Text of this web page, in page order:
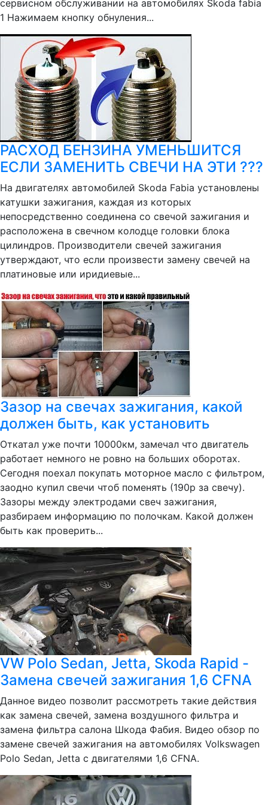
сервисном обслуживании на автомобилях Skoda fabia
1 Нажимаем кнопку обнуления...
РАСХОД БЕНЗИНА УМЕНЬШИТСЯ
ЕСЛИ ЗАМЕНИТЬ СВЕЧИ НА ЭТИ ???
На двигателях автомобилей Skoda Fabia установлены
катушки зажигания, каждая из которых
непосредственно соединена со свечой зажигания и
расположена в свечном колодце головки блока
цилиндров. Производители свечей зажигания
утверждают, что если произвести замену свечей на
платиновые или иридиевые...
Зазор на свечах зажигания, какой
должен быть, как установить
Откатал уже почти 10000км, замечал что двигатель
работает немного не ровно на больших оборотах.
Сегодня поехал покупать моторное масло с фильтром,
заодно купил свечи чтоб поменять (190р за свечу).
Зазоры между электродами свеч зажигания,
разбираем информацию по полочкам. Какой должен
быть как проверить...
VW Polo Sedan, Jetta, Skoda Rapid -
Замена свечей зажигания 1,6 CFNA
Данное видео позволит рассмотреть такие действия
как замена свечей, замена воздушного фильтра и
замена фильтра салона Шкода Фабия. Видео обзор по
замене свечей зажигания на автомобилях Volkswagen
Polo Sedan, Jetta с двигателями 1,6 CFNA.